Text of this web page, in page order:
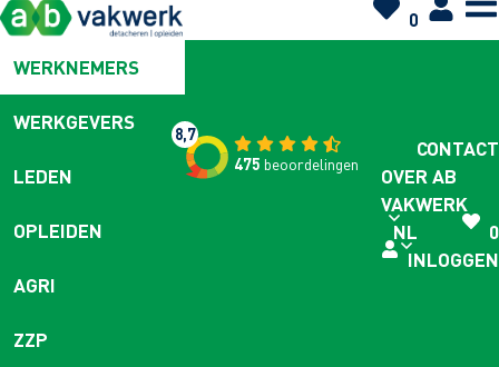
0
WERKNEMERS
WERKGEVERS
LEDEN
OPLEIDEN
AGRI
ZZP
8,7
475 beoordelingen
CONTACT
OVER AB
VAKWERK
NL
0
INLOGGEN